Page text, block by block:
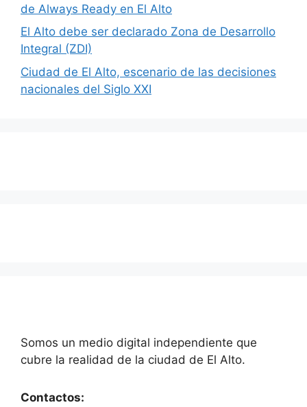
de Always Ready en El Alto
El Alto debe ser declarado Zona de Desarrollo
Integral (ZDI)
Ciudad de El Alto, escenario de las decisiones
nacionales del Siglo XXI
Somos un medio digital independiente que
cubre la realidad de la ciudad de El Alto.
Contactos: